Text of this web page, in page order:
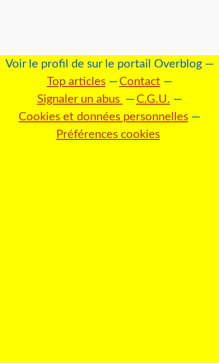
Voir le profil de sur le portail Overblog
Top articles
Contact
Signaler un abus
C.G.U.
Cookies et données personnelles
Préférences cookies